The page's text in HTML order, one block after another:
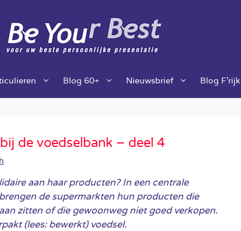
Blog 60+ Nieuwsbrief Blog F’rijk
de voedselbank – deel 4
aan haar producten? In een centrale
de supermarkten hun producten die
zitten of die gewoonweg niet goed verkopen.
(lees: bewerkt) voedsel.